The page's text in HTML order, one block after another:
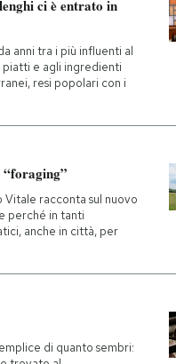
ci è entrato in
anni tra i più influenti al
piatti e agli ingredienti
resi popolari con i
racconta sul nuovo
perché in tanti
anche in città, per
di quanto sembri: